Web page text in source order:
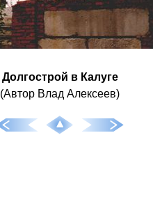
Долгострой в Калуге
(Автор Влад Алексеев)